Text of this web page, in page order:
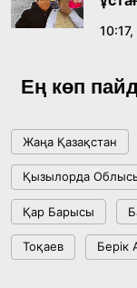
жетістіктері
Мемлекет
күйіне назар
18:22, 17 Шілде
Ең көп
Жаңа Қазақстан
Қызылорда
Қар Барысы
Тоқаев Берік